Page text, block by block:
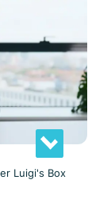
Luigi's Box